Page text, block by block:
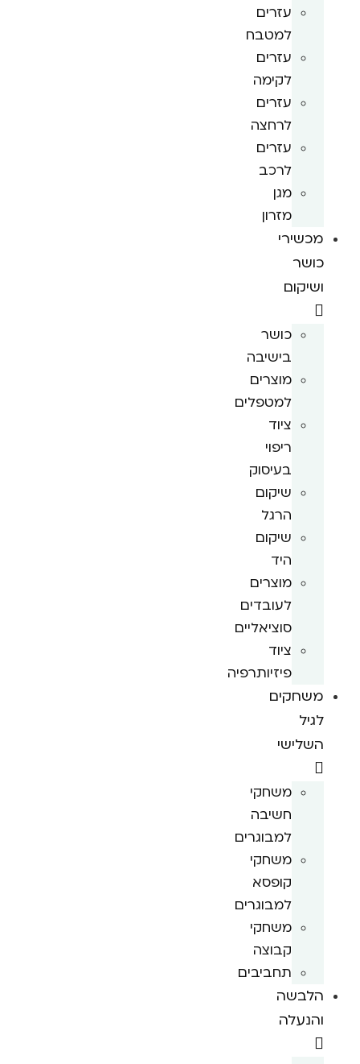
עזרים
למטבח
עזרים
לקימה
עזרים
לרחצה
עזרים
לרכב
מגן
מזרון
מכשירי
כושר
ושיקום
כושר
בישיבה
מוצרים
למטפלים
ציוד
ריפוי
בעיסוק
שיקום
הרגל
שיקום
היד
מוצרים
לעובדים
סוציאליים
ציוד
פיזיותרפיה
משחקים
לגיל
השלישי
משחקי
חשיבה
למבוגרים
משחקי
קופסא
למבוגרים
משחקי
קבוצה
תחביבים
הלבשה
והנעלה